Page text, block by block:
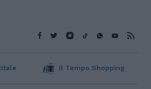
Il Tempo Shopping